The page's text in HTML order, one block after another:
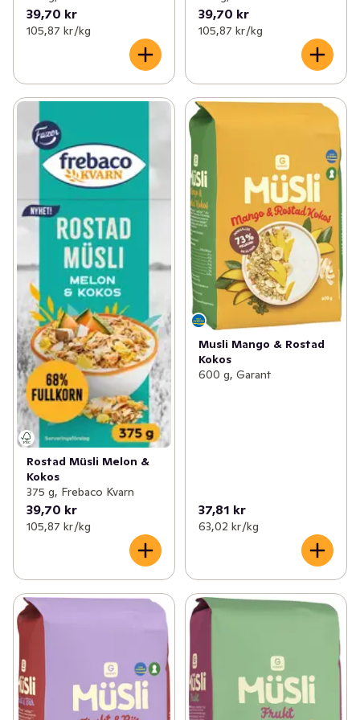
✓ Internationella köket (5)
39,70 kr
105,87 kr /kg
39,70 kr
105,87 kr /kg
Rostad Müsli Melon &
Kokos
375 g, Frebaco Kvarn
39,70 kr
105,87 kr /kg
Musli Mango & Rostad
Kokos
600 g, Garant
37,81 kr
63,02 kr /kg